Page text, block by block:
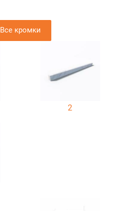
Все кромки
2